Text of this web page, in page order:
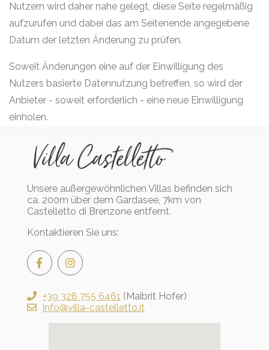
Nutzern wird daher nahe gelegt, diese Seite regelmäßig
aufzurufen und dabei das am Seitenende angegebene
Datum der letzten Änderung zu prüfen.
Soweit Änderungen eine auf der Einwilligung des
Nutzers basierte Datennutzung betreffen, so wird der
Anbieter - soweit erforderlich - eine neue Einwilligung
einholen.
Unsere außergewöhnlichen Villas befinden sich
ca. 200m über dem Gardasee, 7km von
Castelletto di Brenzone entfernt.
Kontaktieren Sie uns:
+39 328 755 6461 (Maibrit Hofer)
info@villa-castelletto.it